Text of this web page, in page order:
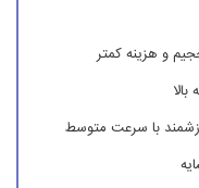
و هزینه کمتر
با سرعت متوسط